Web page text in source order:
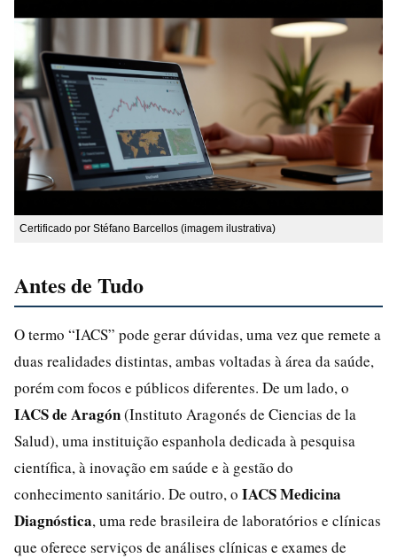
Certificado por Stéfano Barcellos (imagem ilustrativa)
Antes de Tudo
O termo “IACS” pode gerar dúvidas, uma vez que remete a
duas realidades distintas, ambas voltadas à área da saúde,
porém com focos e públicos diferentes. De um lado, o
IACS de Aragón(Instituto Aragonés de Ciencias de la
Salud), uma instituição espanhola dedicada à pesquisa
científica, à inovação em saúde e à gestão do
conhecimento sanitário. De outro, o IACS Medicina
Diagnóstica, uma rede brasileira de laboratórios e clínicas
que oferece serviços de análises clínicas e exames de